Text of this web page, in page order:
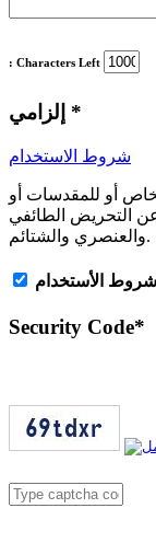
: Characters Left
*
شروط الاستخدام
أو للمقدسات أو
عن التحريض الطائفي
والعنصري والشتائم.
الأستخدام
Security Code*